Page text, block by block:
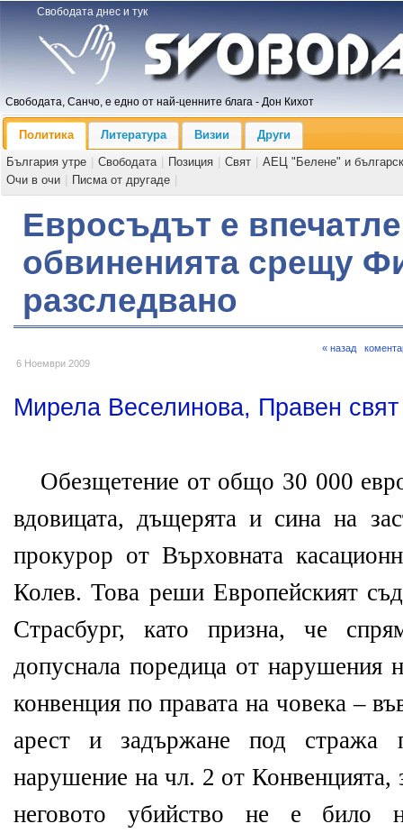
Свободата днес и тук
Свободата, Санчо, е едно от най-ценните блага - Дон Кихот
Политика Литература Визии
Други
България утре
Свободата Позиция Свят
АЕЦ "Белене" и
Очи в очи
Писма от другаде
Евросъдът е
обвиненията срещу
разследвано
6 Ноември 2009
« назад
Мирела Веселинова, Правен свят
Обезщетение от общо 30 000
вдовицата, дъщерята и сина на
прокурор от Върховната
Колев. Това реши Европейският
Страсбург, като призна, че
допуснала поредица от нарушения
конвенция по правата на човека –
арест и задържане под стража
нарушение на чл. 2 от Конвенцията,
неговото убийство не е било